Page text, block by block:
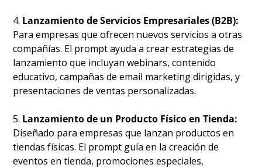
4. Lanzamiento de Servicios Empresariales (B2B):
Para empresas que ofrecen nuevos servicios a otras
compañías. El prompt ayuda a crear estrategias de
lanzamiento que incluyan webinars, contenido
educativo, campañas de email marketing dirigidas, y
presentaciones de ventas personalizadas.
5. Lanzamiento de un Producto Físico en Tienda:
Diseñado para empresas que lanzan productos en
tiendas físicas. El prompt guía en la creación de
eventos en tienda, promociones especiales,